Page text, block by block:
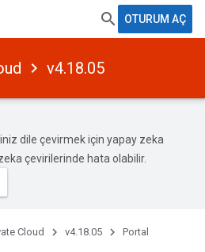
OTURUM AÇ
v4.18.05
dile çevirmek için yapay zeka
çevirilerinde hata olabilir.
Cloud v4.18.05 Portal